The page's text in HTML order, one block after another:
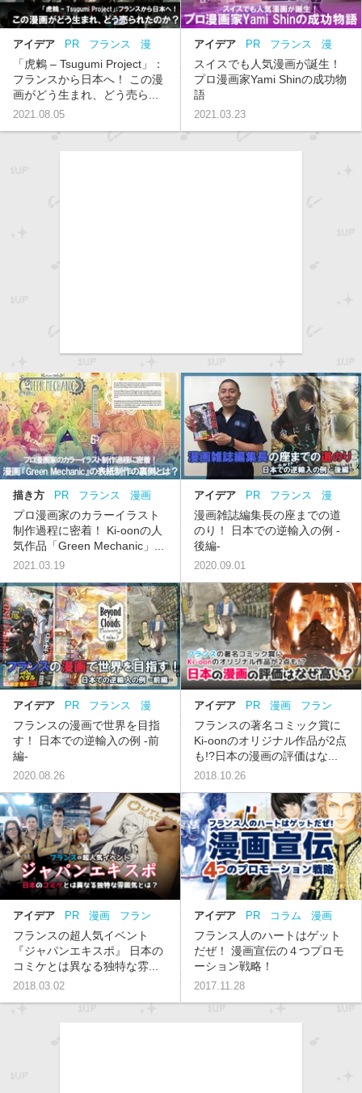
アイデア PR フランス
漫
画
「虎鶫 – Tsugumi Project」：
フランスから日本へ！ この漫
画がどう生まれ、どう売ら...
2021.08.05
アイデア PR フランス
漫
画
コラム
スイスでも人気漫画が誕生！
プロ漫画家Yami Shinの成功物
語
2021.03.23
描き方 PR フランス 漫画
プロ漫画家のカラーイラスト
制作過程に密着！ Ki-oonの人
気作品「Green Mechanic」...
2021.03.19
アイデア PR フランス
漫
画
漫画雑誌編集長の座までの道
のり！ 日本での逆輸入の例 -
後編-
2020.09.01
アイデア PR フランス
漫
画
フランスの漫画で世界を目指
す！ 日本での逆輸入の例 -前
編-
2020.08.26
アイデア PR 漫画
フラン
ス
フランスの著名コミック賞に
Ki-oonのオリジナル作品が2点
も!?日本の漫画の評価はな...
2018.10.26
アイデア PR 漫画
フラン
ス
フランスの超人気イベント
『ジャパンエキスポ』 日本の
コミケとは異なる独特な雰...
2018.03.02
アイデア PR コラム
漫画
フランス
フランス人のハートはゲット
だぜ！ 漫画宣伝の４つプロモ
ーション戦略！
2017.11.28